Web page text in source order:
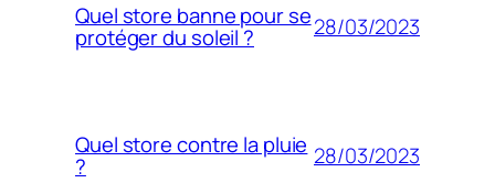
Quel store banne pour se
protéger du soleil ? 28/03/2023
Quel store contre la pluie
? 28/03/2023